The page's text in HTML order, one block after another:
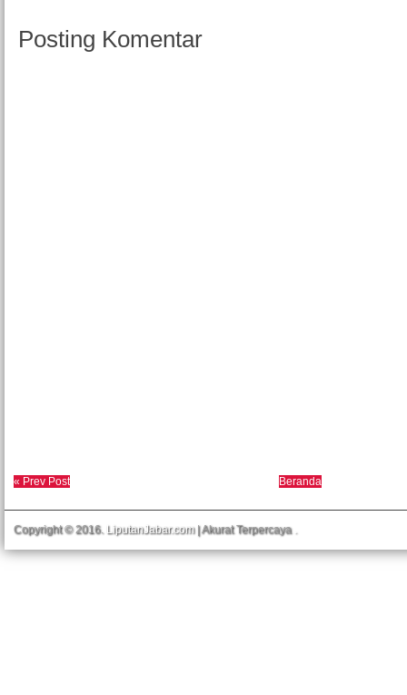
Posting Komentar
« Prev Post Beranda
Copyright © 2016. LiputanJabar.com| Akurat Terpercaya